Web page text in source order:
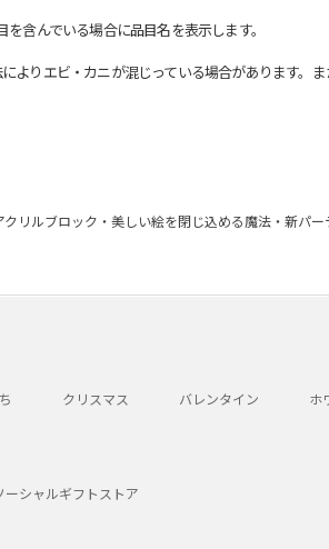
含んでいる場合に品目名を表示します。
りエビ・カニが混じっている場合があります。
リルブロック・美しい絵を閉じ込める魔法・新パー
クリスマス バレンタイン ホ
ーシャルギフトストア